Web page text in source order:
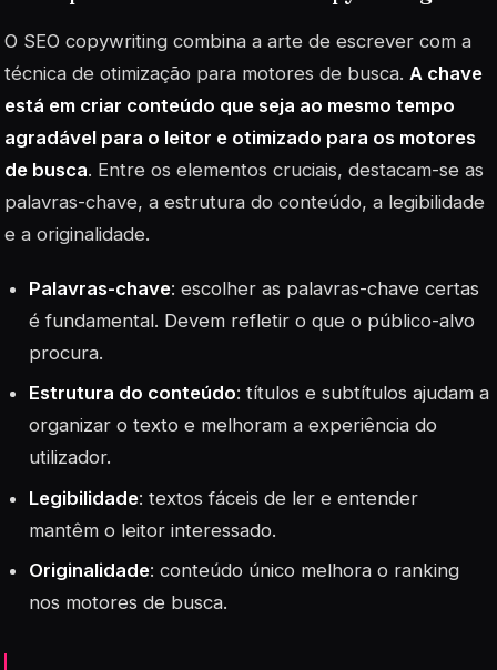
O SEO copywriting combina a arte de escrever com a
técnica de otimização para motores de busca. A chave
está em criar conteúdo que seja ao mesmo tempo
agradável para o leitor e otimizado para os motores
de busca. Entre os elementos cruciais, destacam-se as
palavras-chave, a estrutura do conteúdo, a legibilidade
e a originalidade.
Palavras-chave: escolher as palavras-chave certas
é fundamental. Devem refletir o que o público-alvo
procura.
Estrutura do conteúdo: títulos e subtítulos ajudam a
organizar o texto e melhoram a experiência do
utilizador.
Legibilidade: textos fáceis de ler e entender
mantêm o leitor interessado.
Originalidade: conteúdo único melhora o ranking
nos motores de busca.